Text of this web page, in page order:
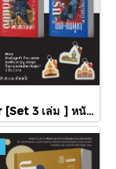
Pre-order [Set 3 เล่ม ] หนังสือชุดความสัมพันธ์ "ไทย-กัมพูชา" / มติชน